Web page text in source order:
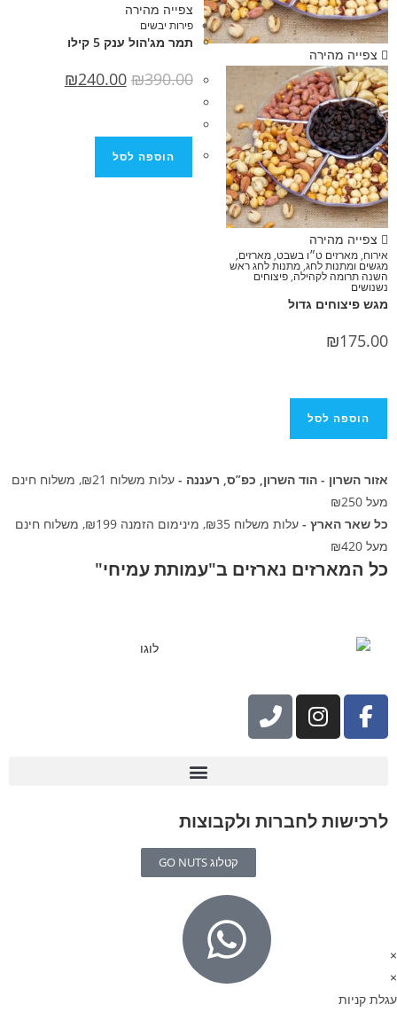
ט״ו בשבט,מארזים,
לחג, מתנות לחג ראש
לקהילה,פיצוחים
גדול
₪
לסל
צפייה מהירה
פירות יבשים
תמר מג'הול ענק 5 קילו
₪ 390.00
₪240.00
הוספה לסל
- הוד השרון, כפ”ס, רעננה - עלות משלוח ₪21, משלוח חינם
- עלות משלוח ₪35, מינימום הזמנה ₪199, משלוח חינם
נארזים ב"עמותת עמיחי"
לחברות ולקבוצות